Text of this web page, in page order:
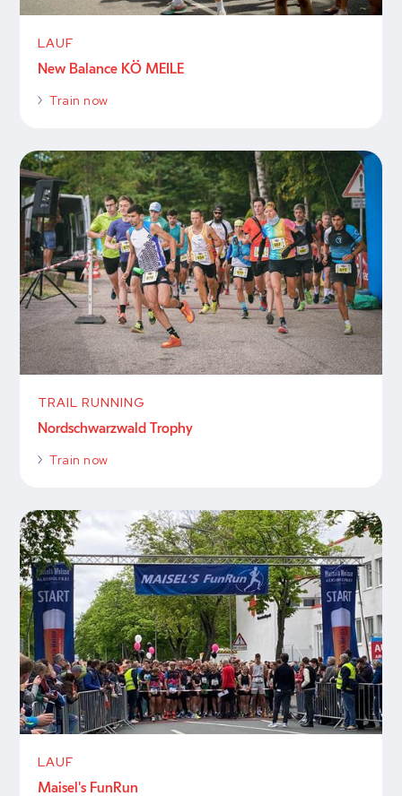
LAUF
New Balance KÖ MEILE
Train now
TRAIL RUNNING
Nordschwarzwald Trophy
Train now
LAUF
Maisel's FunRun